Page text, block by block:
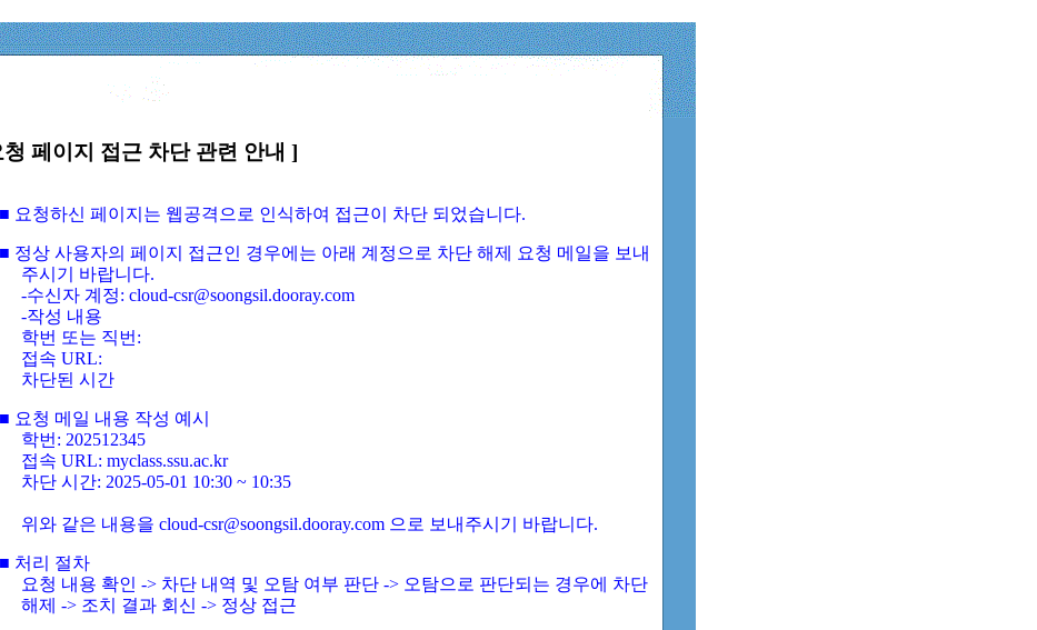
청 페이지 접근 차단 관련 안내 ]
■ 요청하신 페이지는 웹공격으로 인식하여 접근이 차단 되었습니다.
■ 정상 사용자의 페이지 접근인 경우에는 아래 계정으로 차단 해제 요청 메일을 보내
주시기 바랍니다.
-수신자 계정: cloud-csr@soongsil.dooray.com
-작성 내용
학번 또는 직번:
접속 URL:
차단된 시간
■ 요청 메일 내용 작성 예시
학번: 202512345
접속 URL: myclass.ssu.ac.kr
차단 시간: 2025-05-01 10:30 ~ 10:35
위와 같은 내용을 cloud-csr@soongsil.dooray.com 으로 보내주시기 바랍니다.
■ 처리 절차
요청 내용 확인 -> 차단 내역 및 오탐 여부 판단 -> 오탐으로 판단되는 경우에 차단
해제 -> 조치 결과 회신 -> 정상 접근